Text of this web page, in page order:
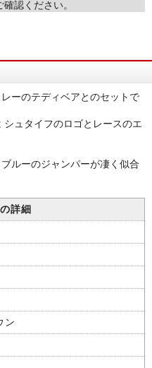
確認ください。
ーのテディベアとのセットで
ュタイフのロゴとレースのエ
ルーのジャンパーが凄く似合
詳細
ン